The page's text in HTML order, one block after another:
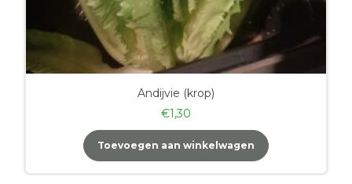
Andijvie (krop)
€1,30
Toevoegen aan winkelwagen